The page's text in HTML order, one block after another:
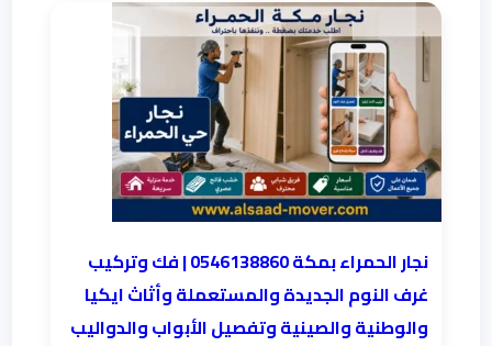
نجار الحمراء بمكة 0546138860⁩ | فك وتركيب
غرف النوم الجديدة والمستعملة وأثاث ايكيا
والوطنية والصينية وتفصيل الأبواب والدواليب